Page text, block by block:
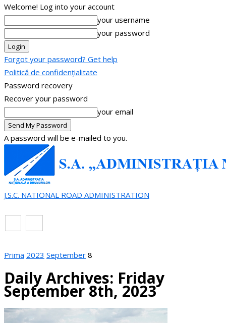
Welcome! Log into your account
your username
your password
Forgot your password? Get help
Politică de confidențialitate
Password recovery
Recover your password
your email
A password will be e-mailed to you.
J.S.C. NATIONAL ROAD ADMINISTRATION
Prima 2023 September 8
Daily Archives: Friday
September 8th, 2023